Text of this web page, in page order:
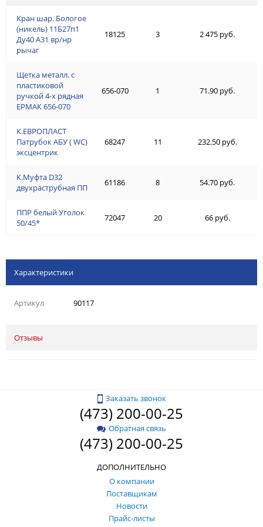
Кран шар. Бологое
(никель) 11Б27п1
Ду40 А31 вр/нр
рычаг
Щетка металл. с
пластиковой
ручкой 4-х рядная
ЕРМАК 656-070
К.ЕВРОПЛАСТ
Патрубок АБУ ( WC)
эксцентрик
К.Муфта D32
двухраструбная ПП
ППР белый Уголок
50/45*
18125 3 2 475 руб.
656-070 1 71.90 руб.
68247 11 232.50 руб.
61186 8 54.70 руб.
72047 20 66 руб.
Характеристики
Артикул 90117
Отзывы
Заказать звонок
(473) 200-00-25
Обратная связь
(473) 200-00-25
ДОПОЛНИТЕЛЬНО
О компании
Поставщикам
Новости
Прайс-листы